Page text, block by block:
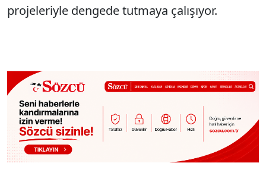
projeleriyle dengede tutmaya çalışıyor.